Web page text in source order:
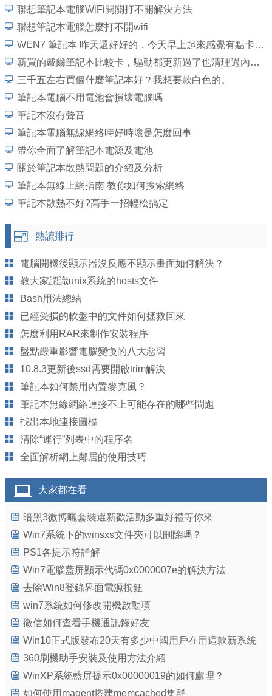
聯想筆記本電腦WiFi開關打不開解決方法
聯想筆記本電腦怎麼打不開wifi
WEN7 筆記本 昨天還好好的，今天早上起來感覺有點卡，進游戲，一卡一卡的玩不起，換系
新買的戴爾筆記本比較卡，驅動都更新過了也清理過內存，還是卡，求大神指點
三千五左右買個什麼筆記本好？我想要款白色的。
筆記本電腦不用電池會損壞電腦嗎
筆記本沒有聲音
筆記本電腦無線網絡時好時壞是怎麼回事
帶你全面了解筆記本電源及電池
關於筆記本散熱問題的介紹及分析
筆記本無線上網指南 教你如何搜索網絡
筆記本散熱不好?高手一招輕松搞定
熱讀排行
電腦開機後顯示器沒反應不顯示畫面如何解決？
教大家認識unix系統的hosts文件
Bash用法總結
已經受損的軟盤中的文件如何拯救回來
怎麼利用RAR來制作安裝程序
盤點嚴重影響電腦變慢的八大惡習
10.8.3更新後ssd需要開啟trim解決
筆記本如何禁用內置麥克風？
筆記本無線網絡連接不上可能存在的哪些問題
找出本地連接圖標
清除“運行”列表中的程序名
全面解析網上鄰居的使用技巧
大家都在看
暗黑3微博曬套裝選新歡活動多重好禮等你來
Win7系統下的winsxs文件夾可以刪除嗎？
PS1各提示符詳解
Win7電腦藍屏顯示代碼0x0000007e的解決方法
去除Win8登錄界面電源按鈕
win7系統如何修改開機啟動項
微信如何查看手機通訊錄好友
Win10正式版發布20天有多少中國用戶在用這款新系統
360刷機助手安裝及使用方法介紹
WinXP系統藍屏提示0x00000019的如何處理？
如何使用magent搭建memcached集群